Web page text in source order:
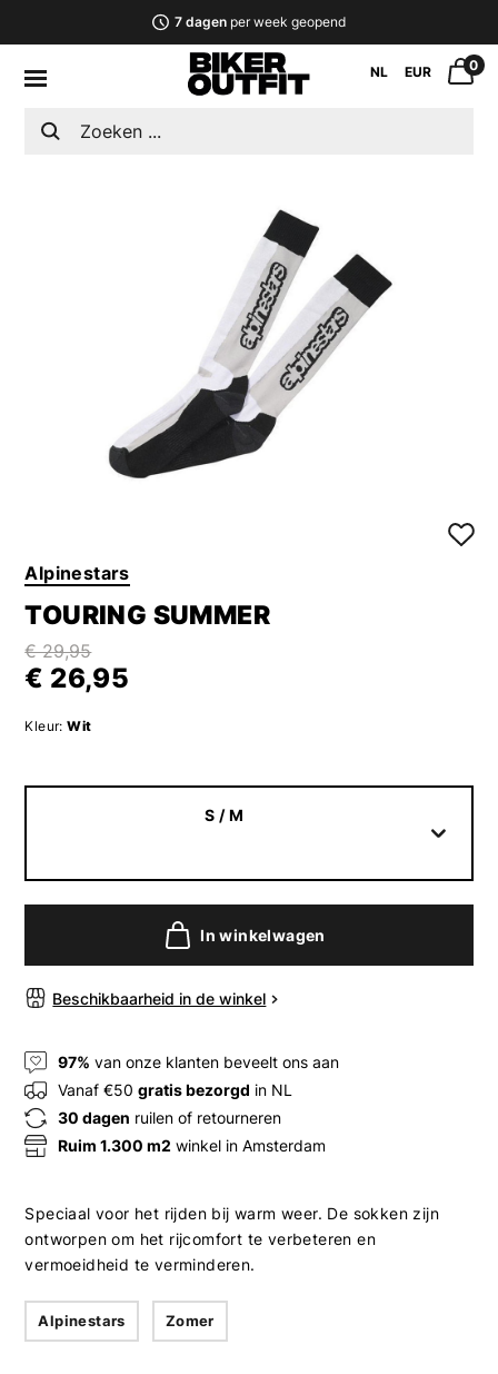
7 dagenper week geopend
NL EUR 0
Alpinestars
TOURING SUMMER
€ 29,95
€ 26,95
Kleur: Wit
S / M
In winkelwagen
Beschikbaarheid in de winkel
97% van onze klanten beveelt ons aan
Vanaf €50gratis bezorgd in NL
30 dagen ruilen of retourneren
Ruim 1.300 m2 winkel in Amsterdam
Speciaal voor het rijden bij warm weer. De sokken zijn
ontworpen om het rijcomfort te verbeteren en
vermoeidheid te verminderen.
Alpinestars Zomer